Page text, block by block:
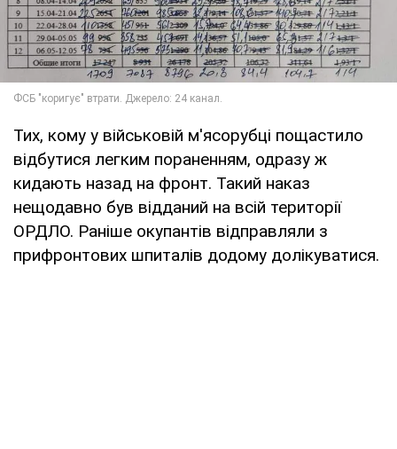
Тих, кому у військовій м'ясорубці пощастило
відбутися легким пораненням, одразу ж
кидають назад на фронт. Такий наказ
нещодавно був відданий на всій території
ОРДЛО. Раніше окупантів відправляли з
прифронтових шпиталів додому долікуватися.